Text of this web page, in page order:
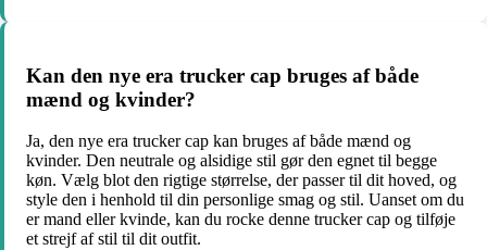
Kan den nye era trucker cap bruges af både
mænd og kvinder?
Ja, den nye era trucker cap kan bruges af både mænd og
kvinder. Den neutrale og alsidige stil gør den egnet til begge
køn. Vælg blot den rigtige størrelse, der passer til dit hoved, og
style den i henhold til din personlige smag og stil. Uanset om du
er mand eller kvinde, kan du rocke denne trucker cap og tilføje
et strejf af stil til dit outfit.